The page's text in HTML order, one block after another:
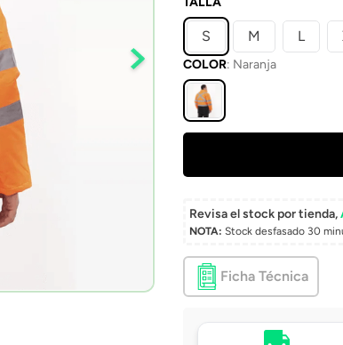
COLOR: Naranja
S M L
Revisa el stock por tienda,
NOTA: Stock desfasado 30
Ficha Técnica